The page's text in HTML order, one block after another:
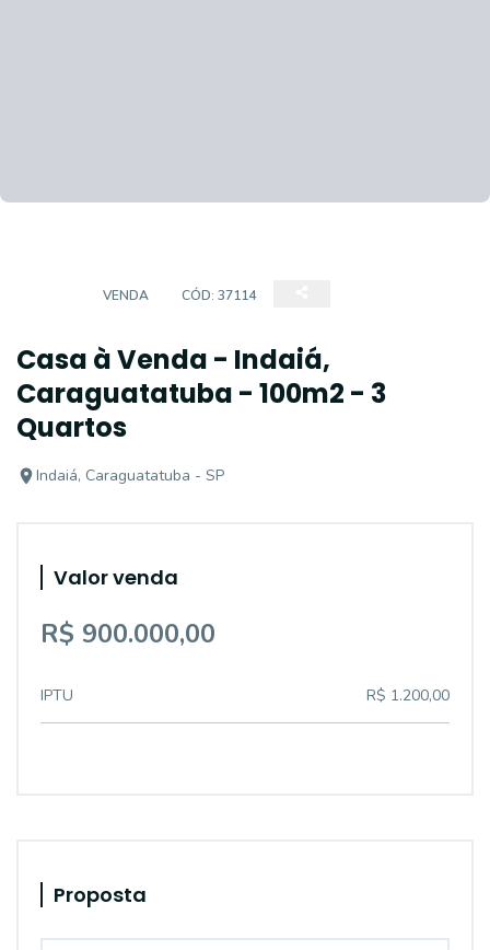
VENDA CÓD: 37114
Casa à Venda - Indaiá,
Caraguatatuba - 100m2 - 3
Quartos
Indaiá, Caraguatatuba - SP
Valor venda
R$ 900.000,00
IPTU R$ 1.200,00
Proposta